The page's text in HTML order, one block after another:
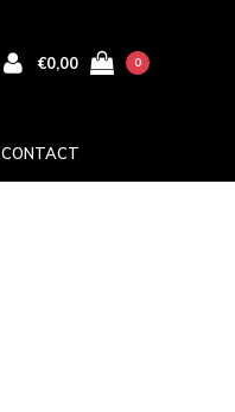
€0,00 0
CONTACT